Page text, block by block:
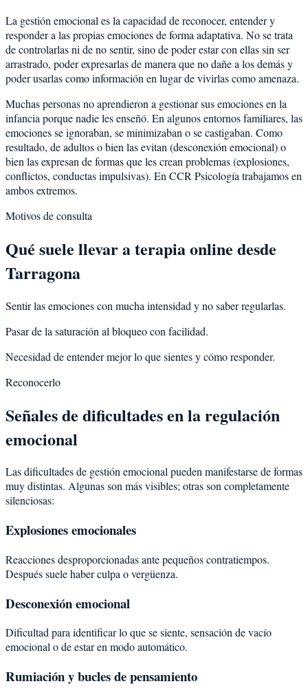
La gestión emocional es la capacidad de reconocer, entender y
responder a las propias emociones de forma adaptativa. No se trata
de controlarlas ni de no sentir, sino de poder estar con ellas sin ser
arrastrado, poder expresarlas de manera que no dañe a los demás y
poder usarlas como información en lugar de vivirlas como amenaza.
Muchas personas no aprendieron a gestionar sus emociones en la
infancia porque nadie les enseñó. En algunos entornos familiares, las
emociones se ignoraban, se minimizaban o se castigaban. Como
resultado, de adultos o bien las evitan (desconexión emocional) o
bien las expresan de formas que les crean problemas (explosiones,
conflictos, conductas impulsivas). En CCR Psicología trabajamos en
ambos extremos.
Motivos de consulta
Qué suele llevar a terapia online desde
Tarragona
Sentir las emociones con mucha intensidad y no saber regularlas.
Pasar de la saturación al bloqueo con facilidad.
Necesidad de entender mejor lo que sientes y cómo responder.
Reconocerlo
Señales de dificultades en la regulación
emocional
Las dificultades de gestión emocional pueden manifestarse de formas
muy distintas. Algunas son más visibles; otras son completamente
silenciosas:
Explosiones emocionales
Reacciones desproporcionadas ante pequeños contratiempos.
Después suele haber culpa o vergüenza.
Desconexión emocional
Dificultad para identificar lo que se siente, sensación de vacío
emocional o de estar en modo automático.
Rumiación y bucles de pensamiento